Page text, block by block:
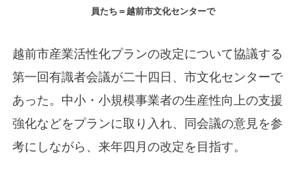
員たち＝越前市文化センターで
越前市産業活性化プランの改定について協議する
第一回有識者会議が二十四日、市文化センターで
あった。中小・小規模事業者の生産性向上の支援
強化などをプランに取り入れ、同会議の意見を参
考にしながら、来年四月の改定を目指す。